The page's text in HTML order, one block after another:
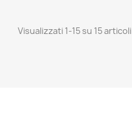
Visualizzati 1-15 su 15 articoli